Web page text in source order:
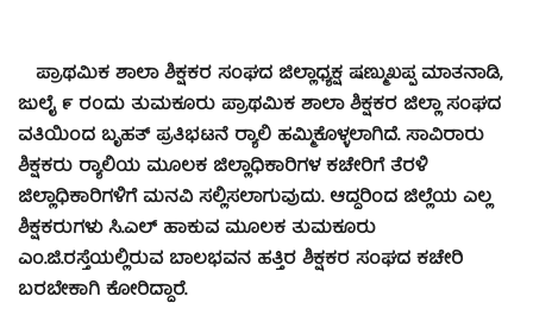
ಪ್ರಾಥಮಿಕ ಶಾಲಾ ಶಿಕ್ಷಕರ ಸಂಘದ ಜಿಲ್ಲಾಧ್ಯಕ್ಷ ಷಣ್ಮುಖಪ್ಪ ಮಾತನಾಡಿ,
ಜುಲೈ ೯ ರಂದು ತುಮಕೂರು ಪ್ರಾಥಮಿಕ ಶಾಲಾ ಶಿಕ್ಷಕರ ಜಿಲ್ಲಾ ಸಂಘದ
ವತಿಯಿಂದ ಬೃಹತ್ ಪ್ರತಿಭಟನೆ ರ‍್ಯಾಲಿ ಹಮ್ಮಿಕೊಳ್ಳಲಾಗಿದೆ. ಸಾವಿರಾರು
ಶಿಕ್ಷಕರು ರ‍್ಯಾಲಿಯ ಮೂಲಕ ಜಿಲ್ಲಾಧಿಕಾರಿಗಳ ಕಚೇರಿಗೆ ತೆರಳಿ
ಜಿಲ್ಲಾಧಿಕಾರಿಗಳಿಗೆ ಮನವಿ ಸಲ್ಲಿಸಲಾಗುವುದು. ಆದ್ದರಿಂದ ಜಿಲ್ಲೆಯ ಎಲ್ಲ
ಶಿಕ್ಷಕರುಗಳು ಸಿ.ಎಲ್ ಹಾಕುವ ಮೂಲಕ ತುಮಕೂರು
ಎಂ.ಜಿ.ರಸ್ತೆಯಲ್ಲಿರುವ ಬಾಲಭವನ ಹತ್ತಿರ ಶಿಕ್ಷಕರ ಸಂಘದ ಕಚೇರಿ
ಬರಬೇಕಾಗಿ ಕೋರಿದ್ದಾರೆ.